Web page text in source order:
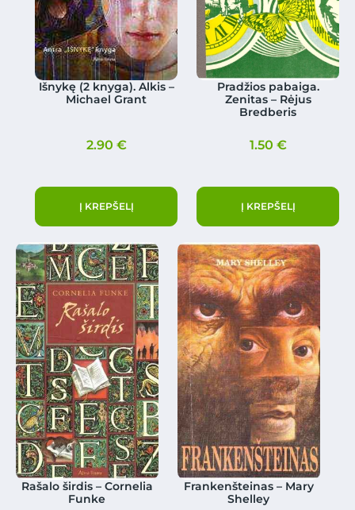
Išnykę (2 knyga). Alkis –
Michael Grant
2.90 €
Į KREPŠELĮ
Pradžios pabaiga.
Zenitas – Rėjus
Bredberis
1.50 €
Į KREPŠELĮ
Rašalo širdis – Cornelia
Funke
Frankenšteinas – Mary
Shelley